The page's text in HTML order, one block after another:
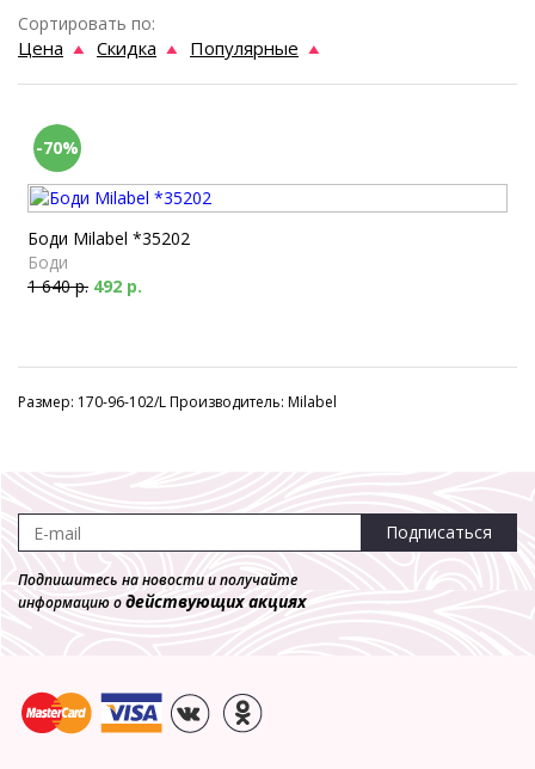
Сортировать по:
Цена Скидка Популярные
-70%
Боди Milabel *35202
Боди
1 640 р. 492 р.
Размер: 170-96-102/L Производитель: Milabel
Подписаться
Подпишитесь на новости и получайте
информацию одействующих акциях